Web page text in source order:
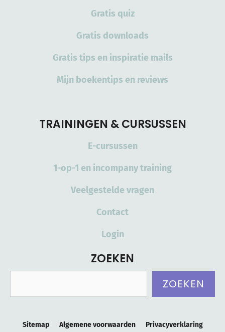
Gratis quiz
Gratis downloads
Gratis tips en inspiratie mails
Mijn boekentips en reviews
TRAININGEN & CURSUSSEN
E-cursussen
1-op-1 en incompany training
Veelgestelde vragen
Contact
Login
ZOEKEN
ZOEKEN
Sitemap Algemene voorwaarden Privacyverklaring